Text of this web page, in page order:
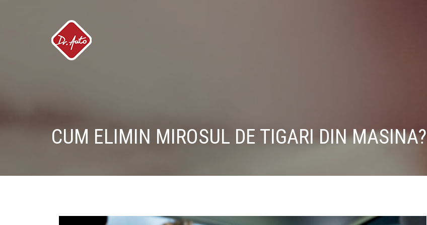
CUM ELIMIN MIROSUL DE TIGARI DIN MASINA?